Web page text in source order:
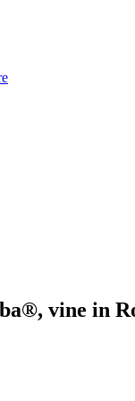
vine in